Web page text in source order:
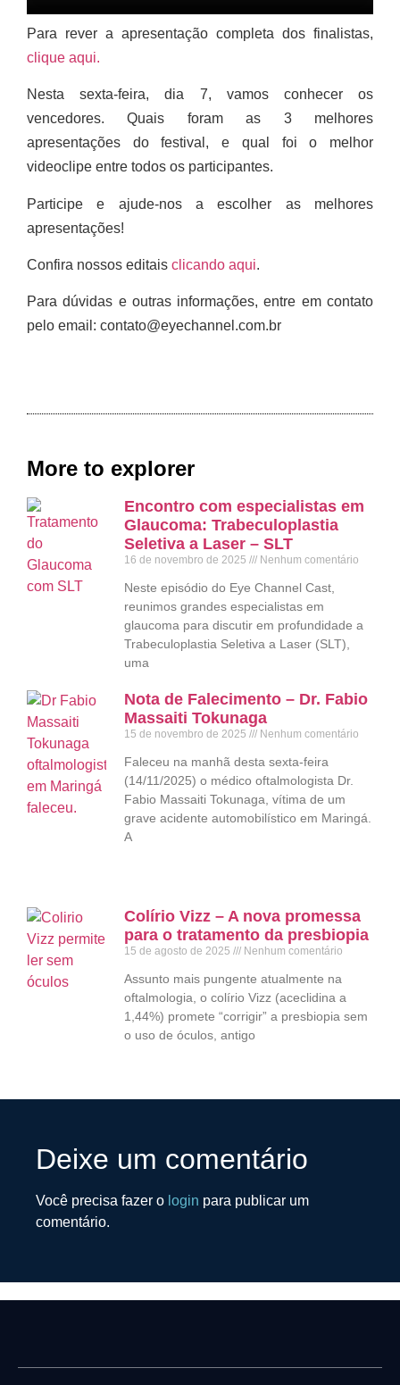
Para rever a apresentação completa dos finalistas,
clique aqui.
Nesta sexta-feira, dia 7, vamos conhecer os
vencedores. Quais foram as 3 melhores
apresentações do festival, e qual foi o melhor
videoclipe entre todos os participantes.
Participe e ajude-nos a escolher as melhores
apresentações!
Confira nossos editais clicando aqui.
Para dúvidas e outras informações, entre em contato
pelo email: contato@eyechannel.com.br
More to explorer
Encontro com especialistas em
Glaucoma: Trabeculoplastia
Seletiva a Laser – SLT
16 de novembro de 2025 Nenhum comentário
Neste episódio do Eye Channel Cast,
reunimos grandes especialistas em
glaucoma para discutir em profundidade a
Trabeculoplastia Seletiva a Laser (SLT),
uma
Nota de Falecimento – Dr. Fabio
Massaiti Tokunaga
15 de novembro de 2025 Nenhum comentário
Faleceu na manhã desta sexta-feira
(14/11/2025) o médico oftalmologista Dr.
Fabio Massaiti Tokunaga, vítima de um
grave acidente automobilístico em Maringá.
A
Colírio Vizz – A nova promessa
para o tratamento da presbiopia
15 de agosto de 2025 Nenhum comentário
Assunto mais pungente atualmente na
oftalmologia, o colírio Vizz (aceclidina a
1,44%) promete “corrigir” a presbiopia sem
o uso de óculos, antigo
Deixe um comentário
Você precisa fazer o login para publicar um
comentário.